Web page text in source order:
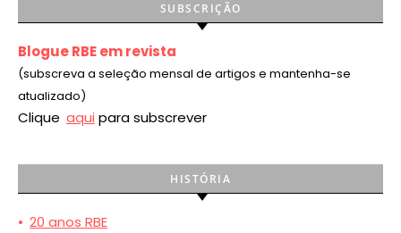
SUBSCRIÇÃO
Blogue RBE em revista
(subscreva a seleção mensal de artigos e mantenha-se
atualizado)
Clique aqui para subscrever
HISTÓRIA
• 20 anos RBE